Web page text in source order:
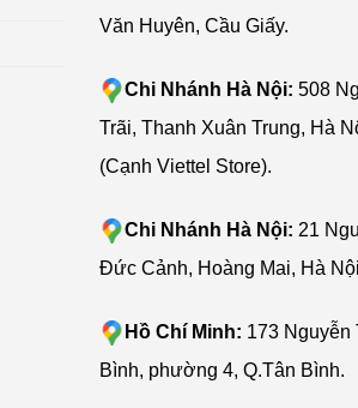
Văn Huyên, Cầu Giấy.
Chi Nhánh Hà Nội: 508
Trãi, Thanh Xuân Trung, Hà
(Cạnh Viettel Store).
Chi Nhánh Hà Nội: 21
Đức Cảnh, Hoàng Mai, Hà
Hồ Chí Minh: 173 Nguyễn
Bình, phường 4, Q.Tân Bình.